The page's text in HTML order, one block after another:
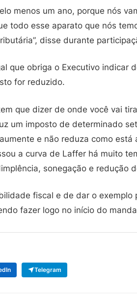
menos um ano, porque nós
todo esse aparato que nós
disse durante
que obriga o Executivo indicar
for reduzido.
que dizer de onde você vai
um imposto de determinado
e não reduza como está
a curva de Laffer há muito
sonegação e redução
fiscal e de dar o exemplo
fazer logo no início do
Telegram